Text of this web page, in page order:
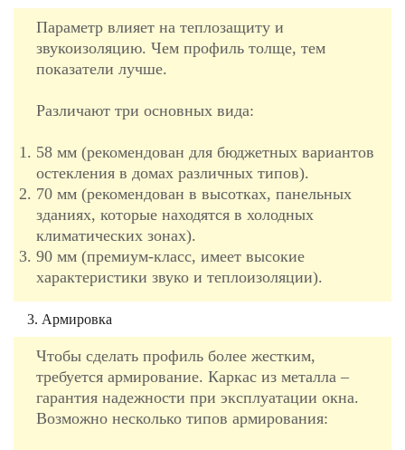
Параметр влияет на теплозащиту и
звукоизоляцию. Чем профиль толще, тем
показатели лучше.
Различают три основных вида:
58 мм (рекомендован для бюджетных вариантов
остекления в домах различных типов).
70 мм (рекомендован в высотках, панельных
зданиях, которые находятся в холодных
климатических зонах).
90 мм (премиум-класс, имеет высокие
характеристики звуко и теплоизоляции).
3. Армировка
Чтобы сделать профиль более жестким,
требуется армирование. Каркас из металла –
гарантия надежности при эксплуатации окна.
Возможно несколько типов армирования: